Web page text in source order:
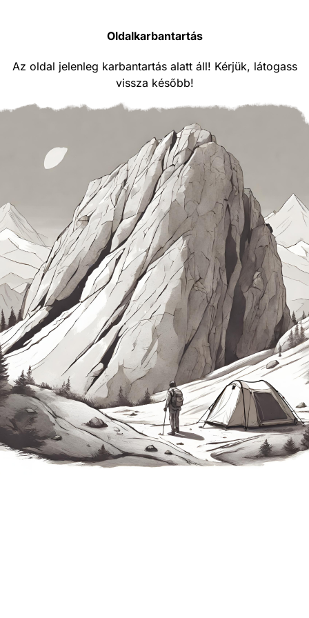
Oldalkarbantartás
Az oldal jelenleg karbantartás alatt áll! Kérjük, látogass
vissza később!